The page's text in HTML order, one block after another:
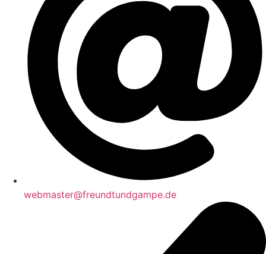
webmaster@freundtundgampe.de